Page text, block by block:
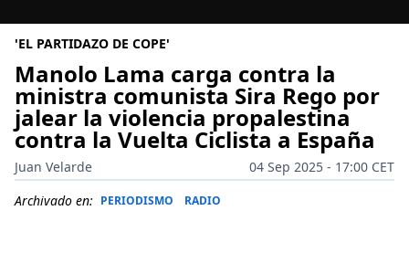
'EL PARTIDAZO DE COPE'
Manolo Lama carga contra la
ministra comunista Sira Rego por
jalear la violencia propalestina
contra la Vuelta Ciclista a España
Juan Velarde
04 Sep 2025 - 17:00 CET
Archivado en: PERIODISMO RADIO